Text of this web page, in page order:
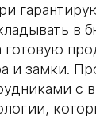
в
и замки.
с